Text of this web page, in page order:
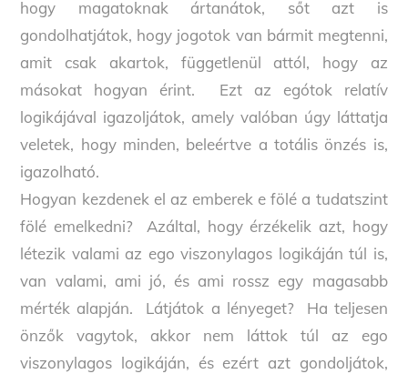
hogy magatoknak ártanátok, sőt azt is
gondolhatjátok, hogy jogotok van bármit megtenni,
amit csak akartok, függetlenül attól, hogy az
másokat hogyan érint. Ezt az egótok relatív
logikájával igazoljátok, amely valóban úgy láttatja
veletek, hogy minden, beleértve a totális önzés is,
igazolható.
Hogyan kezdenek el az emberek e fölé a tudatszint
fölé emelkedni? Azáltal, hogy érzékelik azt, hogy
létezik valami az ego viszonylagos logikáján túl is,
van valami, ami jó, és ami rossz egy magasabb
mérték alapján. Látjátok a lényeget? Ha teljesen
önzők vagytok, akkor nem láttok túl az ego
viszonylagos logikáján, és ezért azt gondoljátok,